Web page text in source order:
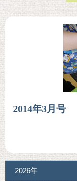
2014年3月号
2026年